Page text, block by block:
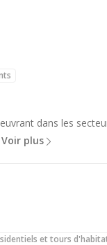
dans les
Voir plus
et tours